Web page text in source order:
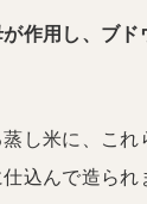
作用し、ブド
し米に、こ
込んで造られ